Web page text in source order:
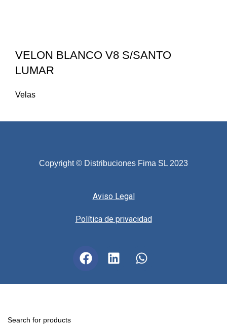
VELON BLANCO V8 S/SANTO
LUMAR
Velas
Copyright © Distribuciones Fima SL 2023
Aviso Legal
Política de privacidad